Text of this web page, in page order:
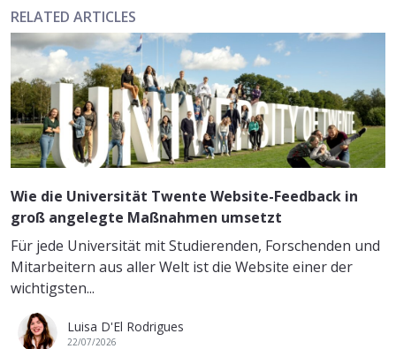
RELATED ARTICLES
Wie die Universität Twente Website-Feedback in
groß angelegte Maßnahmen umsetzt
Für jede Universität mit Studierenden, Forschenden und
Mitarbeitern aus aller Welt ist die Website einer der
wichtigsten...
Luisa D'El Rodrigues
22/07/2026